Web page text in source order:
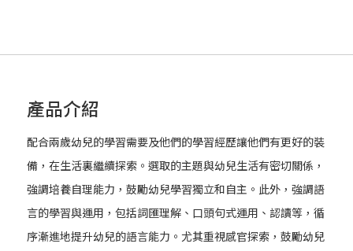
產品介紹
配合兩歲幼兒的學習需要及他們的學習經歷讓他們有更好的裝
備，在生活裏繼續探索。選取的主題與幼兒生活有密切關係，
強調培養自理能力，鼓勵幼兒學習獨立和自主。此外，強調語
言的學習與運用，包括詞匯理解、口頭句式運用、認讀等，循
序漸進地提升幼兒的語言能力。尤其重視感官探索，鼓勵幼兒